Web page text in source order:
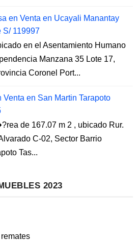
en Venta en Ucayali Manantay
S/ 119997
en el Asentamiento Humano
Manzana 35 Lote 17,
Coronel Port...
en San Martin Tarapoto
de 167.07 m 2 , ubicado Rur.
C-02, Sector Barrio
Tas...
2023